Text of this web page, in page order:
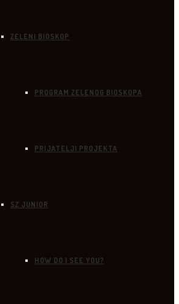
ZELENI BIOSKOP
PROGRAM ZELENOG BIOSKOPA
PRIJATELJI PROJEKTA
SZ JUNIOR
HOW DO I SEE YOU?